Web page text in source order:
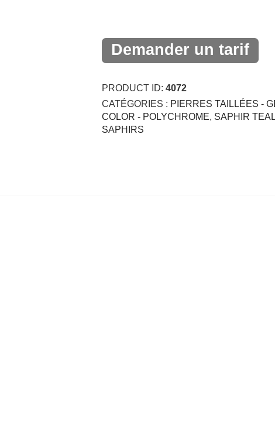
Demander un tarif
PRODUCT ID: 4072
CATÉGORIES : PIERRES TAILLÉES -
COLOR - POLYCHROME, SAPHIR
SAPHIRS